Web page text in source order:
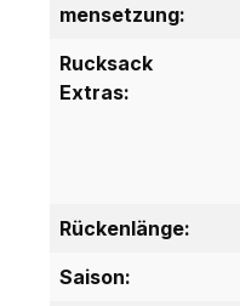
mensetzung:
Rucksack
Extras:
Rückenlänge:
Saison: